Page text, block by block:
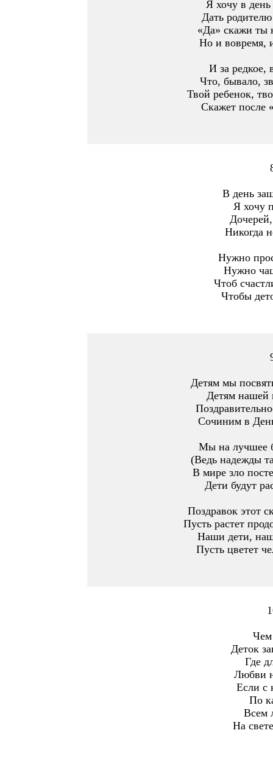
Я хочу в
Дать
«Да» скажи ты
Но и вовремя,
И за редкое,
Что, бывало,
Твой ребенок,
Скажет после
В день
Я хочу
Никогда
Нужно
Нужно
Чтоб
Чтобы
Детям мы
Детям нашей
Сочиним в
Мы на лучшее
(Ведь надежды
В мире зло
Дети будут
Поздравок этот
Пусть растет
Наши дети,
Пусть цветет
Деток
Где
Любви
Если с
По
Всем
На